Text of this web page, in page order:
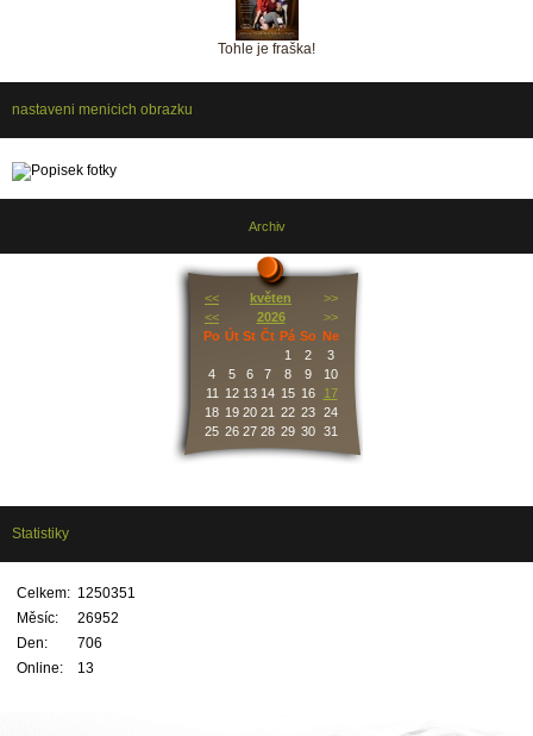
Tohle je fraška!
nastaveni menicich obrazku
Archiv
<< květen
>>
<<
2026
>>
Po Út St Čt Pá So Ne
1
2
3
4
5 6 7 8 9
10
11
12 13 14 15 16
17
18 19 20 21 22 23 24
25 26 27 28 29 30 31
Statistiky
Online: 13
Celkem: 1250351
Měsíc:
26952
Den:
706